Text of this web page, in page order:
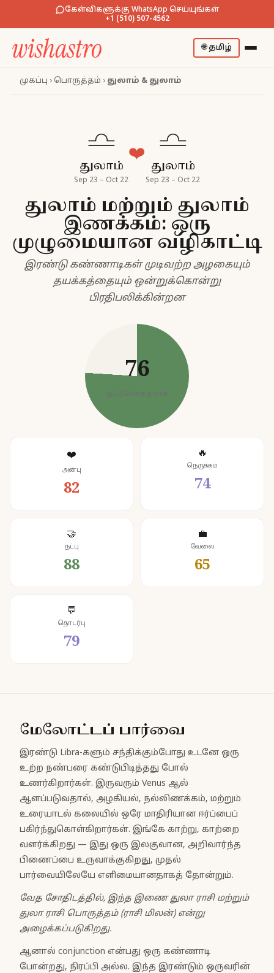
கேள்விகளுக்கு WhatsApp செய்யுங்கள்
+1 (510) 507-4562
🌐தமிழ்
முகப்பு › பொருத்தம் › துலாம் & துலாம்
♎
துலாம்
Sep 23 – Oct 22
❤️ ♎
துலாம்
Sep 23 – Oct 22
துலாம் மற்றும் துலாம்
இணக்கம்: ஒரு
முழுமையான வழிகாட்டி
இரண்டு கண்ணாடிகள் முடிவற்ற அழகையும்
தயக்கத்தையும் ஒன்றுக்கொன்று
பிரதிபலிக்கின்றன
76
ஒட்டுமொத்தமாக
❤️
அன்பு
82
🔥
நெருக்கம்
74
🤝
நட்பு
88
💼
வேலை
65
💬
தொடர்பு
79
மேலோட்டப் பார்வை
இரண்டு Libra-களும் சந்திக்கும்போது உடனே ஒரு
உற்ற நண்பரை கண்டுபிடித்தது போல்
உணர்கிறார்கள். இருவரும் Venus ஆல்
ஆளப்படுவதால், அழகியல், நல்லிணக்கம், மற்றும்
உரையாடல் கலையில் ஒரே மாதிரியான ஈர்ப்பைப்
பகிர்ந்துகொள்கிறார்கள். இங்கே காற்று, காற்றை
வளர்க்கிறது — இது ஒரு இலகுவான, அறிவார்ந்த
பிணைப்பை உருவாக்குகிறது, முதல்
பார்வையிலேயே எளிமையானதாகத் தோன்றும்.
வேத சோதிடத்தில், இந்த இணை துலா ராசி மற்றும்
துலா ராசி பொருத்தம் (ராசி மிலன்) என்று
அழைக்கப்படுகிறது.
ஆனால் conjunction என்பது ஒரு கண்ணாடி
போன்றது, நிரப்பி அல்ல. இந்த இரண்டும் ஒருவரின்